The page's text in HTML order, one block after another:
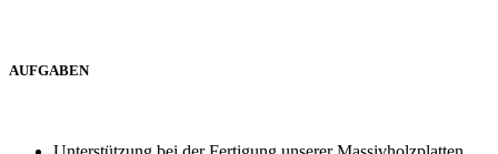
AUFGABEN